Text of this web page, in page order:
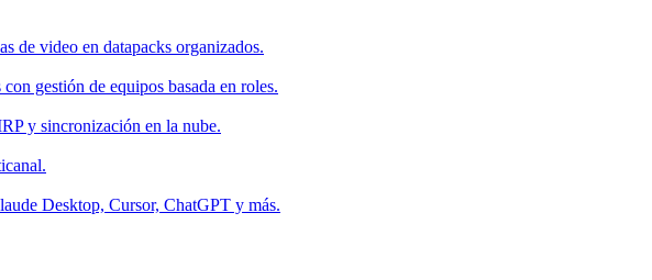
de video en datapacks organizados.
gestión de equipos basada en roles.
y sincronización en la nube.
Desktop, Cursor, ChatGPT y más.